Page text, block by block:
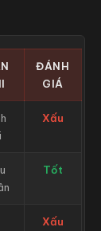
ĐÁNH
GIÁ
Xấu
Tốt
Xấu